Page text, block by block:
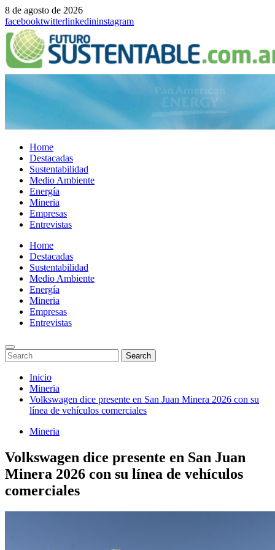
8 de agosto de 2026
facebooktwitterlinkedininstagram
Home
Destacadas
Sustentabilidad
Medio Ambiente
Energía
Mineria
Empresas
Entrevistas
Menu
Home
Destacadas
Sustentabilidad
Medio Ambiente
Energía
Mineria
Empresas
Entrevistas
Enter
Keyword
Search
for:
Search
Search
Saltar
contenido
Inicio
Mineria
Volkswagen dice presente en San Juan Minera 2026 con su
línea de vehículos comerciales
Mineria
Volkswagen dice presente en San Juan
Minera 2026 con su línea de vehículos
comerciales